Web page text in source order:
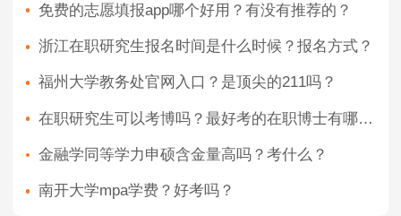
免费的志愿填报app哪个好用？有没有推荐的？
浙江在职研究生报名时间是什么时候？报名方式？
福州大学教务处官网入口？是顶尖的211吗？
在职研究生可以考博吗？最好考的在职博士有哪些？
金融学同等学力申硕含金量高吗？考什么？
南开大学mpa学费？好考吗？